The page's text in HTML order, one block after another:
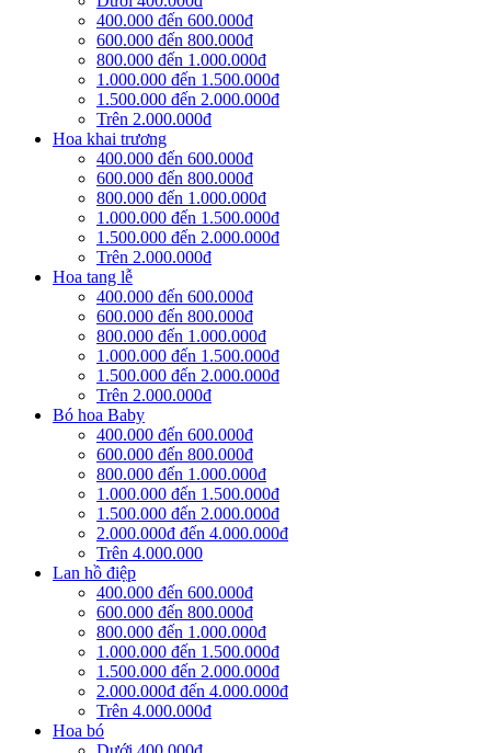
400.000 đến 600.000đ
600.000 đến 800.000đ
800.000 đến 1.000.000đ
1.000.000 đến 1.500.000đ
1.500.000 đến 2.000.000đ
Trên 2.000.000đ
Hoa khai trương
400.000 đến 600.000đ
600.000 đến 800.000đ
800.000 đến 1.000.000đ
1.000.000 đến 1.500.000đ
1.500.000 đến 2.000.000đ
Trên 2.000.000đ
Hoa tang lễ
400.000 đến 600.000đ
600.000 đến 800.000đ
800.000 đến 1.000.000đ
1.000.000 đến 1.500.000đ
1.500.000 đến 2.000.000đ
Trên 2.000.000đ
Bó hoa Baby
400.000 đến 600.000đ
600.000 đến 800.000đ
800.000 đến 1.000.000đ
1.000.000 đến 1.500.000đ
1.500.000 đến 2.000.000đ
2.000.000đ đến 4.000.000đ
Trên 4.000.000
Lan hồ điệp
400.000 đến 600.000đ
600.000 đến 800.000đ
800.000 đến 1.000.000đ
1.000.000 đến 1.500.000đ
1.500.000 đến 2.000.000đ
2.000.000đ đến 4.000.000đ
Trên 4.000.000đ
Hoa bó